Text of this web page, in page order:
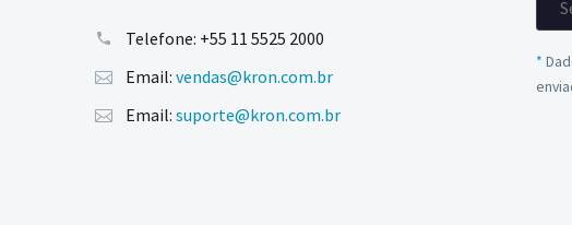
Telefone: +55 11 5525 2000
Email: vendas@kron.com.br
Email: suporte@kron.com.br
*